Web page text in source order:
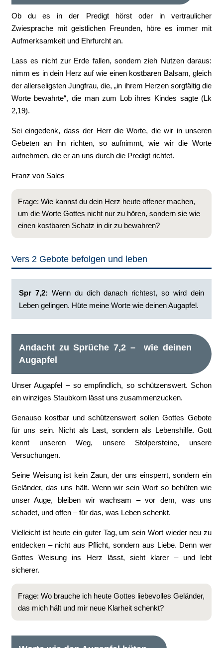
Ob du es in der Predigt hörst oder in vertraulicher
Zwiesprache mit geistlichen Freunden, höre es immer mit
Aufmerksamkeit und Ehrfurcht an.
Lass es nicht zur Erde fallen, sondern zieh Nutzen daraus:
nimm es in dein Herz auf wie einen kostbaren Balsam, gleich
der allerseligsten Jungfrau, die, „in ihrem Herzen sorgfältig die
Worte bewahrte“, die man zum Lob ihres Kindes sagte (Lk
2,19).
Sei eingedenk, dass der Herr die Worte, die wir in unseren
Gebeten an ihn richten, so aufnimmt, wie wir die Worte
aufnehmen, die er an uns durch die Predigt richtet.
Franz von Sales
Frage: Wie kannst du dein Herz heute offener machen,
um die Worte Gottes nicht nur zu hören, sondern sie wie
einen kostbaren Schatz in dir zu bewahren?
Vers 2 Gebote befolgen und leben
Spr 7,2: Wenn du dich danach richtest, so wird dein
Leben gelingen. Hüte meine Worte wie deinen Augapfel.
Andacht zu Sprüche 7,2 – wie deinen
Augapfel
Unser Augapfel – so empfindlich, so schützenswert. Schon
ein winziges Staubkorn lässt uns zusammenzucken.
Genauso kostbar und schützenswert sollen Gottes Gebote
für uns sein. Nicht als Last, sondern als Lebenshilfe. Gott
kennt unseren Weg, unsere Stolpersteine, unsere
Versuchungen.
Seine Weisung ist kein Zaun, der uns einsperrt, sondern ein
Geländer, das uns hält. Wenn wir sein Wort so behüten wie
unser Auge, bleiben wir wachsam – vor dem, was uns
schadet, und offen – für das, was Leben schenkt.
Vielleicht ist heute ein guter Tag, um sein Wort wieder neu zu
entdecken – nicht aus Pflicht, sondern aus Liebe. Denn wer
Gottes Weisung ins Herz lässt, sieht klarer – und lebt
sicherer.
Frage: Wo brauche ich heute Gottes liebevolles Geländer,
das mich hält und mir neue Klarheit schenkt?